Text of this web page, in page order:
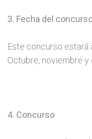
3. Fecha del
Este concurso estará
Octubre, noviembre
4. Concurso